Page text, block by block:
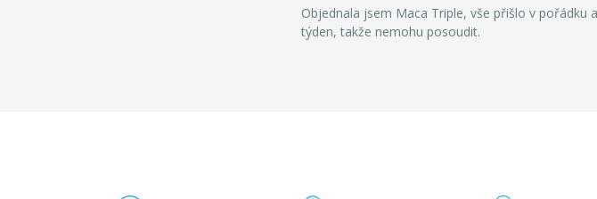
Objednala jsem Maca Triple, vše přišlo v pořádku
týden, takže nemohu posoudit.